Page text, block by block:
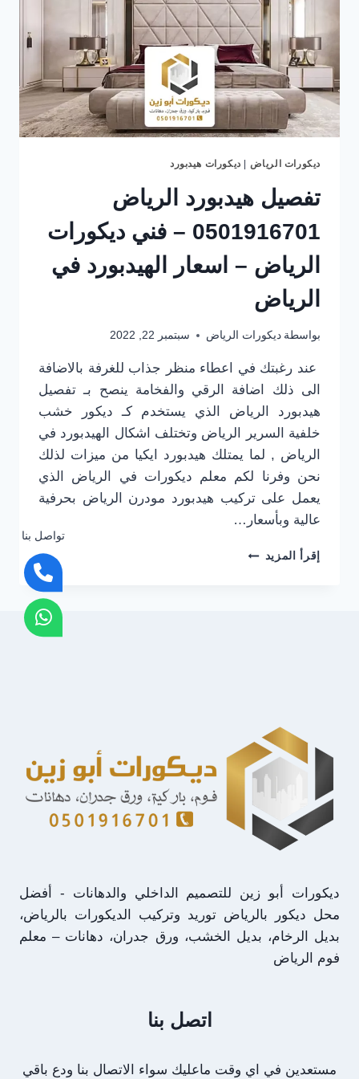
ديكورات الرياض | ديكورات هيدبورد
تفصيل هيدبورد الرياض
0501916701 – فني ديكورات
الرياض – اسعار الهيدبورد في
الرياض
بواسطة ديكورات الرياض سبتمبر 22, 2022
عند رغبتك في اعطاء منظر جذاب للغرفة بالاضافة
الى ذلك اضافة الرقي والفخامة ينصح بـ تفصيل
هيدبورد الرياض الذي يستخدم كـ ديكور خشب
خلفية السرير الرياض وتختلف اشكال الهيدبورد في
الرياض , لما يمتلك هيدبورد ايكيا من ميزات لذلك
نحن وفرنا لكم معلم ديكورات في الرياض الذي
يعمل على تركيب هيدبورد مودرن الرياض بحرفية
عالية وبأسعار…
إقرأ المزيد تفصيل
في
الرياض
ديكورات أبو زين للتصميم الداخلي والدهانات - أفضل
محل ديكور بالرياض توريد وتركيب الديكورات بالرياض،
بديل الرخام، بديل الخشب، ورق جدران، دهانات – معلم
فوم الرياض
اتصل بنا
مستعدين في اي وقت ماعليك سواء الاتصال بنا ودع باقي
تواصل بنا